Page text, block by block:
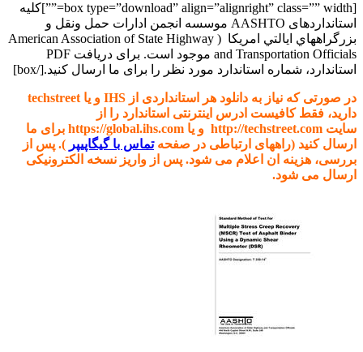
[box type=”download” align=”alignright” class=”” width=””]کلیه
استانداردهای AASHTO موسسه
انجمن ادارات حمل ونقل و
بزرگراههاي ايالتي امريکا (
American Association of State Highway
and Transportation Officials
موجود است. برای دریافت PDF
استاندارد، شماره استاندارد مورد نظر را برای ما ارسال کنید.[/box]
در صورتی که نیاز به دانلود هر استانداردی از IHS و یا techstreet
دارید، فقط کافیست ادرس اینترنتی استاندارد را از
سایت http://techstreet.com و یا https://global.ihs.com برای ما
ارسال کنید (راههای ارتباطی در صفحهتماس با گیگاپیپر ). پس از
بررسی، هزینه ان اعلام می شود. پس از واریز نسخه الکترونیکی
ارسال می شود.